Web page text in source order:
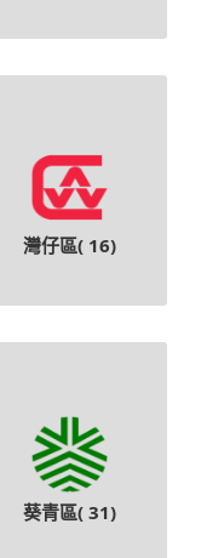
灣仔區( 16)
葵青區( 31)